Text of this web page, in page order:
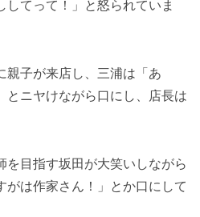
てって！」と怒られていま
親子が来店し、三浦は「あ
とニヤけながら口にし、店長は
を目指す坂田が大笑いしながら
がは作家さん！」とか口にして